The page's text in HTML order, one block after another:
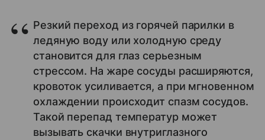
Резкий переход из горячей парилки в
ледяную воду или холодную среду
становится для глаз серьезным
стрессом. На жаре сосуды расширяются,
кровоток усиливается, а при мгновенном
охлаждении происходит спазм сосудов.
Такой перепад температур может
вызывать скачки внутриглазного